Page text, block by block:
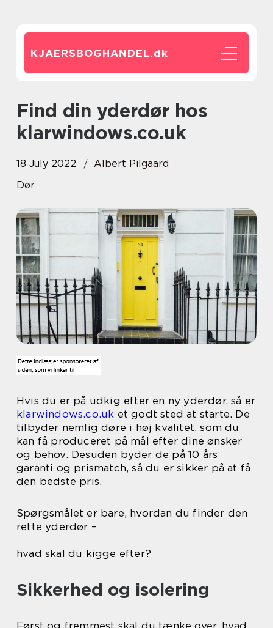
KJAERSBOGHANDEL.dk
Find din yderdør hos
klarwindows.co.uk
18 July 2022
Albert Pilgaard
Dør
Hvis du er på udkig efter en ny yderdør, så er
klarwindows.co.uk et godt sted at starte. De
tilbyder nemlig døre i høj kvalitet, som du
kan få produceret på mål efter dine ønsker
og behov. Desuden byder de på 10 års
garanti og prismatch, så du er sikker på at få
den bedste pris.
Spørgsmålet er bare, hvordan du finder den
rette yderdør –
hvad skal du kigge efter?
Sikkerhed og isolering
Først og fremmest skal du tænke over, hvad